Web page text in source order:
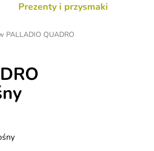
Prezenty i przysmaki
PALLADIO QUADRO